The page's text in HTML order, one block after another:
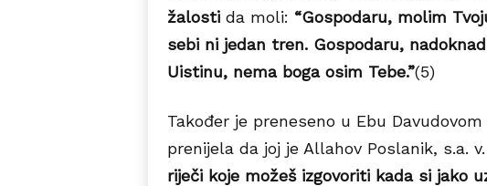
žalostida moli: “Gospodaru, molim
sebi ni jedan tren. Gospodaru,
Uistinu, nema boga osim Tebe.”(5)
Također je preneseno u Ebu
prenijela da joj je Allahov Poslanik, s.a.
riječi koje možeš izgovoriti kada si jako